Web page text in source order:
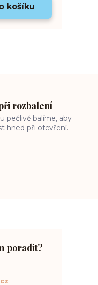
košíku
rozbalení
pečlivě balíme, aby
hned při otevření.
poradit?